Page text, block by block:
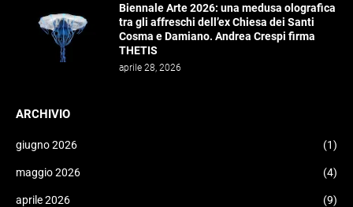
Biennale Arte 2026: una medusa olografica
tra gli affreschi dell’ex Chiesa dei Santi
Cosma e Damiano. Andrea Crespi firma
THETIS
aprile 28, 2026
ARCHIVIO
giugno 2026 (1)
maggio 2026 (4)
aprile 2026 (9)